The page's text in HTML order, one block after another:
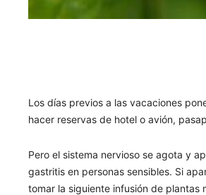
Los días previos a las vacaciones
hacer reservas de hotel o avión,
Pero el sistema nervioso se agota y
gastritis en personas sensibles. Si
tomar la siguiente infusión de plantas